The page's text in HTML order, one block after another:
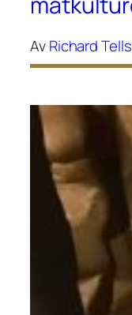
AvRichard